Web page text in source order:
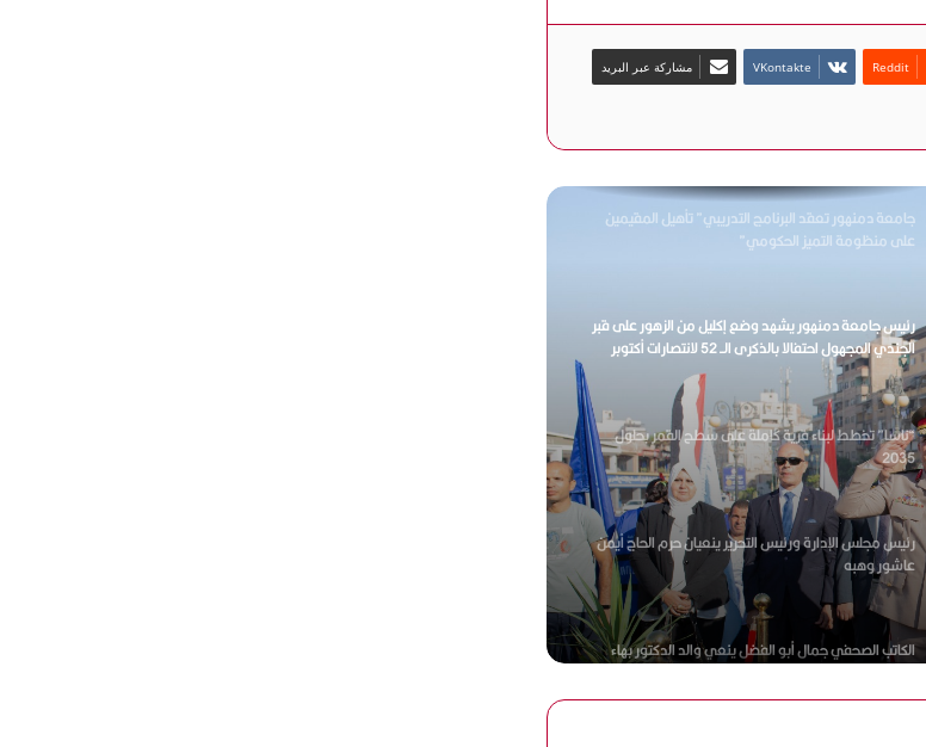
مشاركة عبر البريد
الحوفي
جامعة دمنهور تعقد البرنامج التدريبي” تأهيل المقيمين
على منظومة التميز الحكومي”
رئيس جامعة دمنهور يشهد وضع إكليل من الزهور على قبر
الجندي المجهول احتفالا بالذكرى الــ 52 لانتصارات أكتوبر
المجيدة
“ناسا” تخطط لبناء قرية كاملة على سطح القمر بحلول
2035
رئيس مجلس الإدارة ورئيس التحرير ينعيان حرم الحاج أيمن
عاشور وهبه
الكاتب الصحفي جمال أبو الفضل ينعي والد الدكتور بهاء
شرف الدين